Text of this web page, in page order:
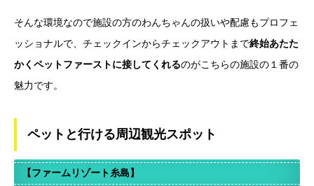
そんな環境なので施設の方のわんちゃんの扱いや配慮もプロフェ
ッショナルで、チェックインからチェックアウトまで終始あたた
かくペットファーストに接してくれるのがこちらの施設の１番の
魅力です。
ペットと行ける周辺観光スポット
【ファームリゾート糸島】